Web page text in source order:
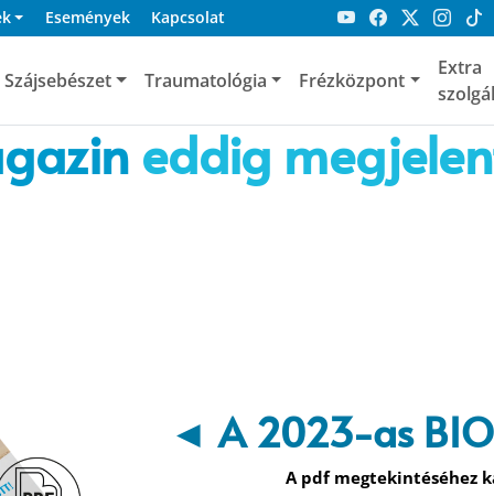
Események Kapcsolat
Szájsebészet Traumatológia Frézközpont
Extra
eddig
◄ A 2023-as
A pdf megtekintéséhez